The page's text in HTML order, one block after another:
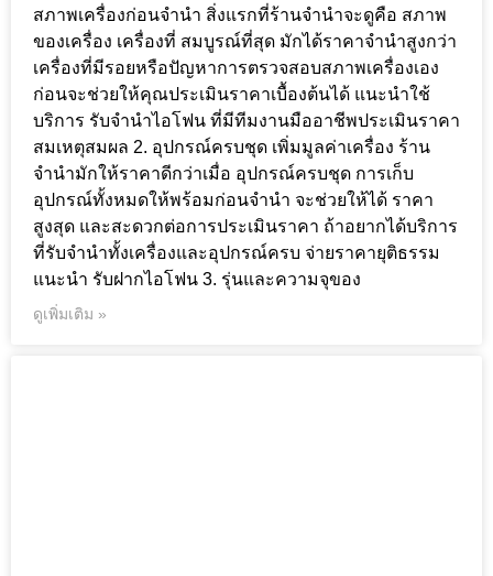
สภาพเครื่องก่อนจำนำ สิ่งแรกที่ร้านจำนำจะดูคือ สภาพ
ของเครื่อง เครื่องที่ สมบูรณ์ที่สุด มักได้ราคาจำนำสูงกว่า
เครื่องที่มีรอยหรือปัญหาการตรวจสอบสภาพเครื่องเอง
ก่อนจะช่วยให้คุณประเมินราคาเบื้องต้นได้ แนะนำใช้
บริการ รับจำนำไอโฟน ที่มีทีมงานมืออาชีพประเมินราคา
สมเหตุสมผล 2. อุปกรณ์ครบชุด เพิ่มมูลค่าเครื่อง ร้าน
จำนำมักให้ราคาดีกว่าเมื่อ อุปกรณ์ครบชุด การเก็บ
อุปกรณ์ทั้งหมดให้พร้อมก่อนจำนำ จะช่วยให้ได้ ราคา
สูงสุด และสะดวกต่อการประเมินราคา ถ้าอยากได้บริการ
ที่รับจำนำทั้งเครื่องและอุปกรณ์ครบ จ่ายราคายุติธรรม
แนะนำ รับฝากไอโฟน 3. รุ่นและความจุของ
ดูเพิ่มเติม »